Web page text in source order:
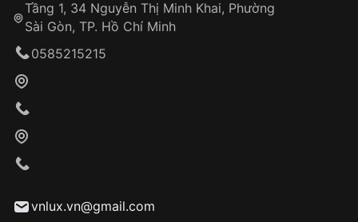
Bộ máy quartz: Sử dụng năng lượng điện từ pin
mặt trời để hoạt động.
Pin dự trữ: Lưu trữ năng lượng điện dư thừa để
Tầng 1, 34 Nguyễn Thị Minh Khai, Phường
Sài Gòn, TP. Hồ Chí Minh
0585215215
vnlux.vn@gmail.com